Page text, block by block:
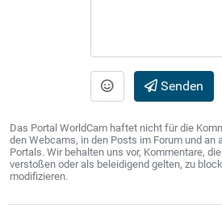
Senden
Das Portal WorldCam haftet nicht für die
den Webcams, in den Posts im Forum und an
Portals. Wir behalten uns vor, Kommentare,
verstoßen oder als beleidigend gelten, zu
modifizieren.